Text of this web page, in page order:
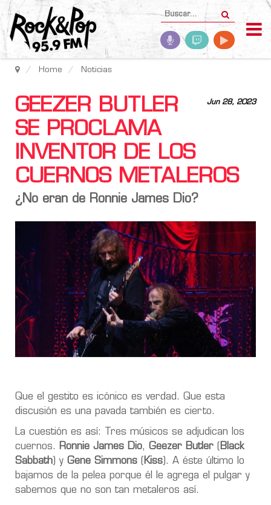
Home Noticias
Jun 28, 2023
GEEZER BUTLER
SE PROCLAMA
INVENTOR DE LOS
CUERNOS METALEROS
¿No eran de Ronnie James Dio?
Que el gestito es icónico es verdad. Que esta
discusión es una pavada también es cierto.
La cuestión es así: Tres músicos se adjudican los
cuernos.
Ronnie James Dio, Geezer Butler
Black
Sabbath ) y Gene Simmons Kiss ). A éste último lo
bajamos de la pelea porque él le agrega el pulgar y
sabemos que no son tan metaleros así.